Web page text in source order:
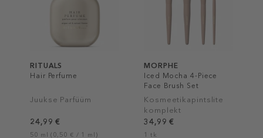
RITUALS
Hair Perfume
Juukse Parfüüm
24,99 €
50 ml (0,50 € / 1 ml)
MORPHE
Iced Mocha 4-Piece
Face Brush Set
Kosmeetikapintslite
komplekt
34,99 €
1 tk